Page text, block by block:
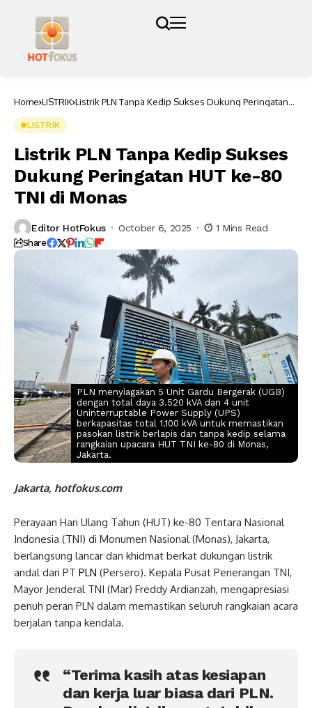
Home LISTRIK Listrik PLN Tanpa Kedip Sukses Dukung Peringatan
LISTRIK
Listrik PLN Tanpa Kedip Sukses
Dukung Peringatan HUT ke-80
TNI di Monas
Editor HotFokus October 6, 2025 1 Mins Read
Share
PLN menyiagakan 5 Unit Gardu Bergerak (UGB)
dengan total daya 3.520 kVA dan 4 unit
Uninterruptable Power Supply (UPS)
berkapasitas total 1.100 kVA untuk memastikan
pasokan listrik berlapis dan tanpa kedip selama
rangkaian upacara HUT TNI ke-80 di Monas,
Jakarta.
Jakarta, hotfokus.com
Perayaan Hari Ulang Tahun (HUT) ke-80 Tentara Nasional
Indonesia (TNI) di Monumen Nasional (Monas), Jakarta,
berlangsung lancar dan khidmat berkat dukungan listrik
andal dari PT PLN (Persero). Kepala Pusat Penerangan TNI,
Mayor Jenderal TNI (Mar) Freddy Ardianzah, mengapresiasi
penuh peran PLN dalam memastikan seluruh rangkaian acara
berjalan tanpa kendala.
“Terima kasih atas kesiapan
dan kerja luar biasa dari PLN.